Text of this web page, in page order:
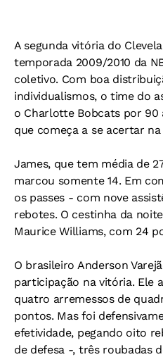
A segunda vitória do
temporada 2009/2010 da
coletivo. Com boa
individualismos, o time do
o Charlotte Bobcats por 90
que começa a se acertar
James, que tem média de
marcou somente 14. Em
os passes - com nove
rebotes. O cestinha da
Maurice Williams, com 24
O brasileiro Anderson
participação na vitória. Ele
quatro arremessos de
pontos. Mas foi
efetividade, pegando oito
de defesa -, três roubadas